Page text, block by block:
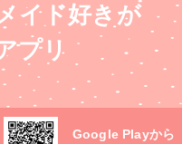
イド好きが
プリ
Google Playから